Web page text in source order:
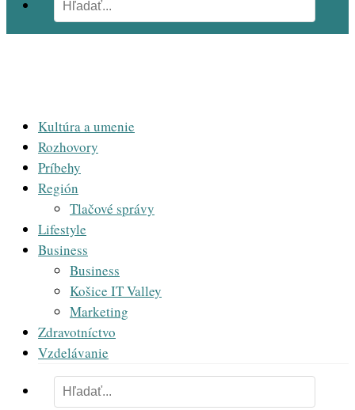
Kultúra a umenie
Rozhovory
Príbehy
Región
Tlačové správy
Lifestyle
Business
Business
Košice IT Valley
Marketing
Zdravotníctvo
Vzdelávanie